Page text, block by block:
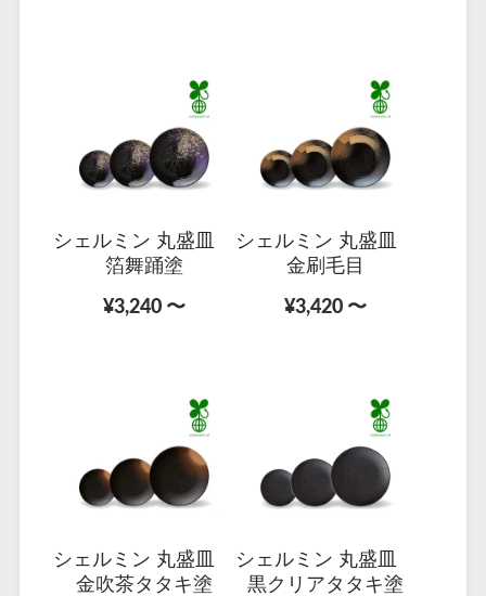
シェルミン 丸盛皿
箔舞踊塗
¥3,240 〜
シェルミン 丸盛皿
金刷毛目
¥3,420 〜
シェルミン 丸盛皿
金吹茶タタキ塗
シェルミン 丸盛皿
黒クリアタタキ塗